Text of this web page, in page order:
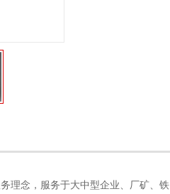
理念，服务于大中型企业、厂矿、铁